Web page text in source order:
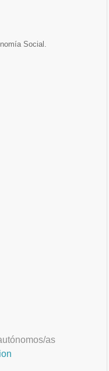
Social.
as